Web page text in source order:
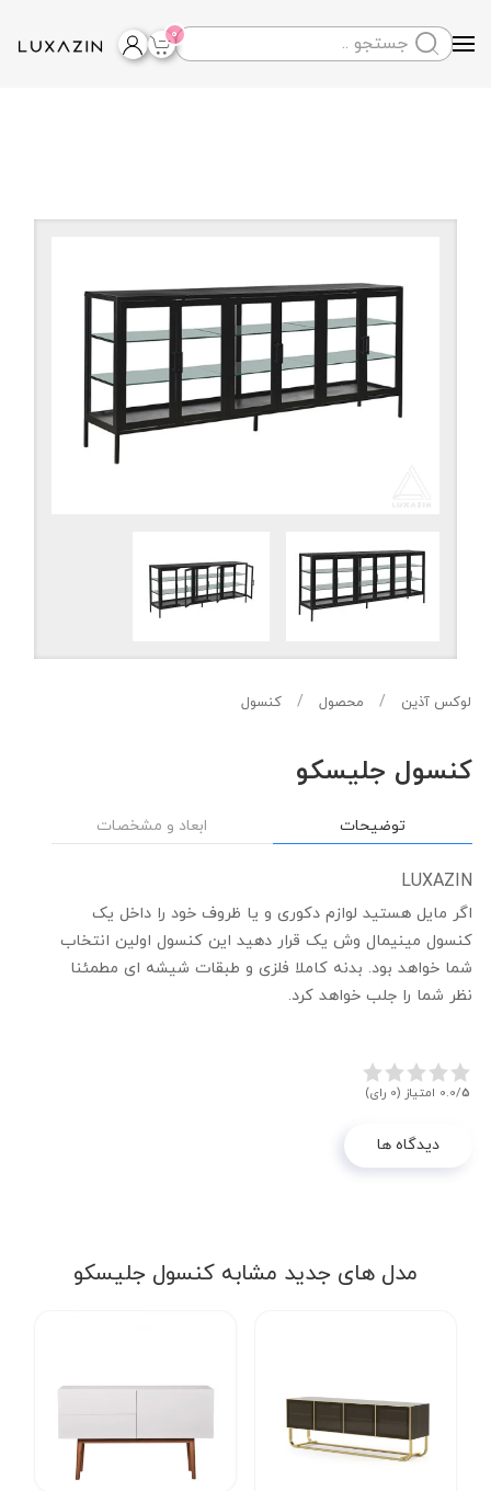
Skip to main content
0
لوکس آذین محصول کنسول
کنسول جلیسکو
توضیحات ابعاد و مشخصات
LUXAZIN
اگر مایل هستید لوازم دکوری و یا ظروف خود را داخل یک
کنسول مینیمال وش یک قرار دهید این کنسول اولین انتخاب
شما خواهد بود. بدنه کاملا فلزی و طبقات شیشه ای مطمئنا
نظر شما را جلب خواهد کرد.
0.0/5 امتیاز (0 رای)
دیدگاه ها
مدل های جدید مشابه کنسول جلیسکو